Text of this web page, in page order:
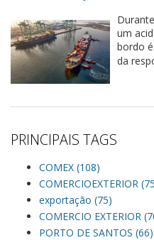
um
bordo
da
PRINCIPAIS TAGS
COMEX (108)
COMERCIOEXTERIOR
exportação (75)
COMERCIO EXTERIOR
PORTO DE SANTOS (66)